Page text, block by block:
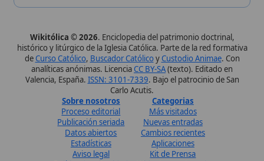
Canal de WhatsApp
Únete · publicación regular
Perfil de Instagram
Síguenos · @wikitolica